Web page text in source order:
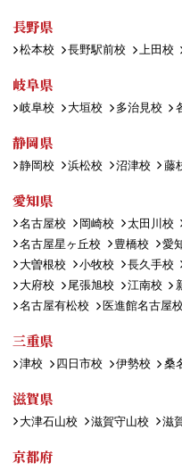
長野県
松本校 長野駅前校 上田校
岐阜県
岐阜校 大垣校 多治見校
静岡県
静岡校 浜松校 沼津校 藤
愛知県
名古屋校 岡崎校 太田川校
名古屋星ヶ丘校
豊橋校 愛
大曽根校
小牧校 長久手校
大府校
尾張旭校 江南校
名古屋有松校
医進館名古屋校
三重県
津校 四日市校 伊勢校 桑
滋賀県
大津石山校 滋賀守山校 滋
京都府